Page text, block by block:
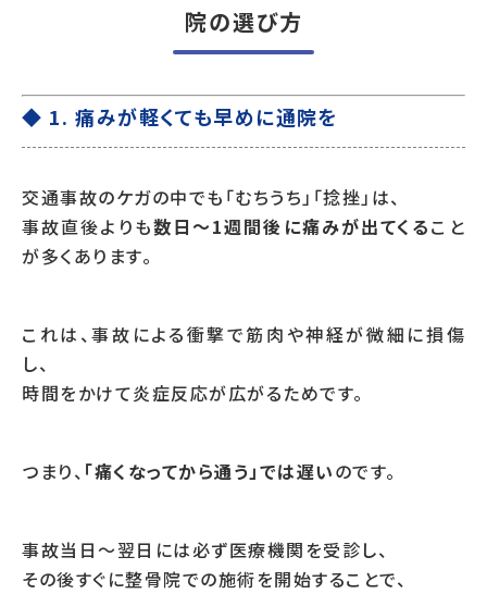
院の選び方
◆ 1. 痛みが軽くても早めに通院を
交通事故のケガの中でも「むちうち」「捻挫」は、
事故直後よりも数日〜1週間後に痛みが出てくること
が多くあります。
これは、事故による衝撃で筋肉や神経が微細に損傷
し、
時間をかけて炎症反応が広がるためです。
つまり、 「痛くなってから通う」では遅いのです。
事故当日〜翌日には必ず医療機関を受診し、
その後すぐに整骨院での施術を開始することで、